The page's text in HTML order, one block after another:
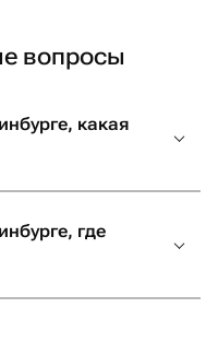
вопросы
какая
где